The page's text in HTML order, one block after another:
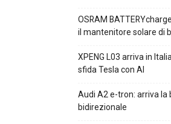
OSRAM
il mantenitore solare di
XPENG L03 arriva in
sfida Tesla con AI
Audi A2 e-tron: arriva la
bidirezionale